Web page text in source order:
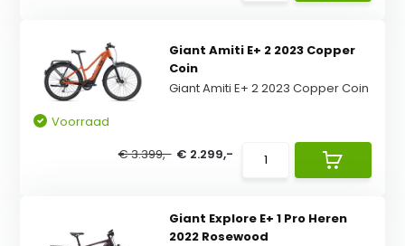
Giant Amiti E+ 2 2023 Copper
Coin
Giant Amiti E+ 2 2023 Copper Coin
Voorraad
€ 3.399,- € 2.299,-
Giant Explore E+ 1 Pro Heren
2022 Rosewood